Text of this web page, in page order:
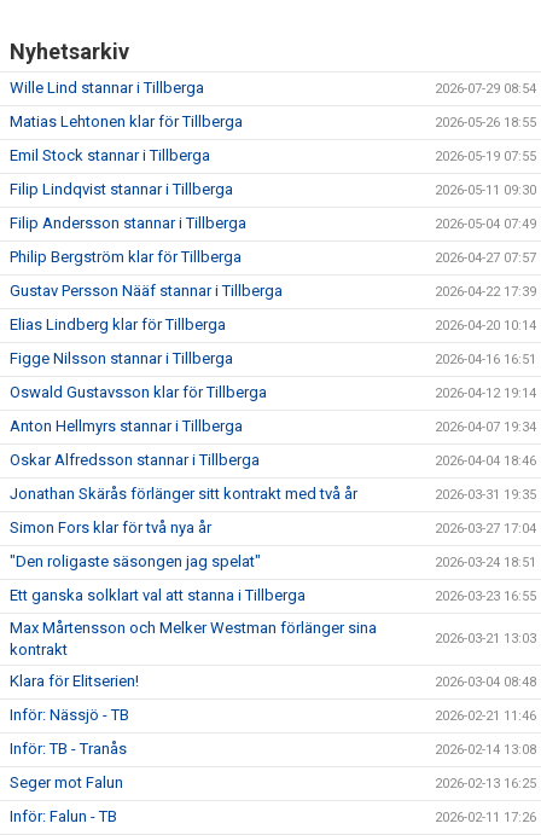
Nyhetsarkiv
Wille Lind stannar i Tillberga 2026-07-29 08:54
Matias Lehtonen klar för Tillberga 2026-05-26 18:55
Emil Stock stannar i Tillberga 2026-05-19 07:55
Filip Lindqvist stannar i Tillberga 2026-05-11 09:30
Filip Andersson stannar i Tillberga 2026-05-04 07:49
Philip Bergström klar för Tillberga 2026-04-27 07:57
Gustav Persson Nääf stannar i Tillberga 2026-04-22 17:39
Elias Lindberg klar för Tillberga 2026-04-20 10:14
Figge Nilsson stannar i Tillberga 2026-04-16 16:51
Oswald Gustavsson klar för Tillberga 2026-04-12 19:14
Anton Hellmyrs stannar i Tillberga 2026-04-07 19:34
Oskar Alfredsson stannar i Tillberga 2026-04-04 18:46
Jonathan Skärås förlänger sitt kontrakt med två år 2026-03-31 19:35
Simon Fors klar för två nya år 2026-03-27 17:04
"Den roligaste säsongen jag spelat" 2026-03-24 18:51
Ett ganska solklart val att stanna i Tillberga 2026-03-23 16:55
Max Mårtensson och Melker Westman förlänger sina
kontrakt
2026-03-21 13:03
Klara för Elitserien! 2026-03-04 08:48
Inför: Nässjö - TB 2026-02-21 11:46
Inför: TB - Tranås 2026-02-14 13:08
Seger mot Falun 2026-02-13 16:25
Inför: Falun - TB 2026-02-11 17:26